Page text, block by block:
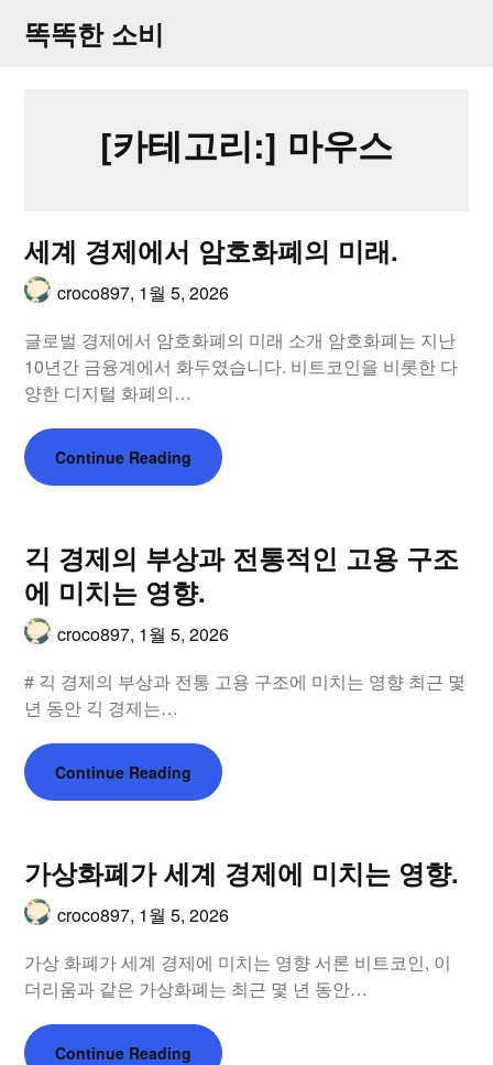
똑똑한 소비
[카테고리:] 마우스
세계 경제에서 암호화폐의 미래.
croco897, 1월 5, 2026
글로벌 경제에서 암호화폐의 미래 소개 암호화폐는 지난
10년간 금융계에서 화두였습니다. 비트코인을 비롯한 다
양한 디지털 화폐의…
Continue Reading
긱 경제의 부상과 전통적인 고용 구조
에 미치는 영향.
croco897, 1월 5, 2026
# 긱 경제의 부상과 전통 고용 구조에 미치는 영향 최근 몇
년 동안 긱 경제는…
Continue Reading
가상화폐가 세계 경제에 미치는 영향.
croco897, 1월 5, 2026
가상 화폐가 세계 경제에 미치는 영향 서론 비트코인, 이
더리움과 같은 가상화폐는 최근 몇 년 동안…
Continue Reading